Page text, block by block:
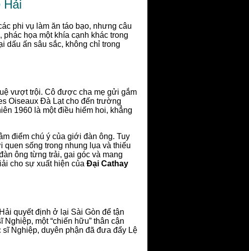
Hải
phi vụ làm ăn táo bạo, nhưng câu
họa một khía cạnh khác trong
dấu ấn sâu sắc, không chỉ trong
vượt trội. Cô được cha mẹ gửi gắm
Oiseaux Đà Lạt cho đến trường
1960 là một điều hiếm hoi, khẳng
điểm chú ý của giới đàn ông. Tuy
sống trong nhung lụa và thiếu
ông từng trải, gai góc và mang
cho sự xuất hiện của Đại Cathay
quyết định ở lại Sài Gòn để tận
một “chiến hữu” thân cận
Nghiệp, duyên phận đã đưa đẩy Lệ